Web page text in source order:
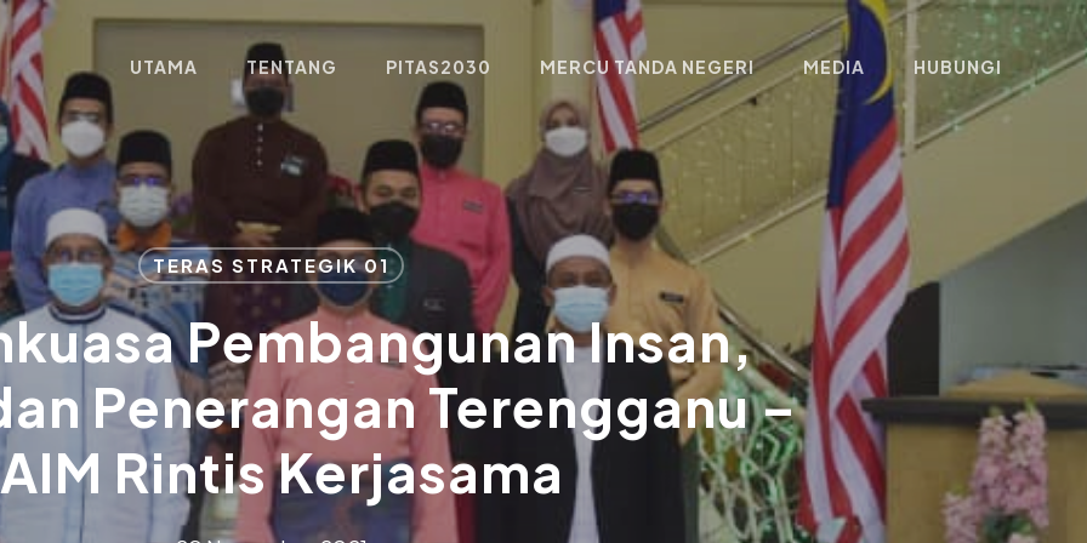
UTAMA TENTANG PITAS2030 MERCU TANDA NEGERI MEDIA HUBUNGI
TERAS STRATEGIK 01
Pembangunan Insan,
Penerangan Terengganu –
Rintis Kerjasama